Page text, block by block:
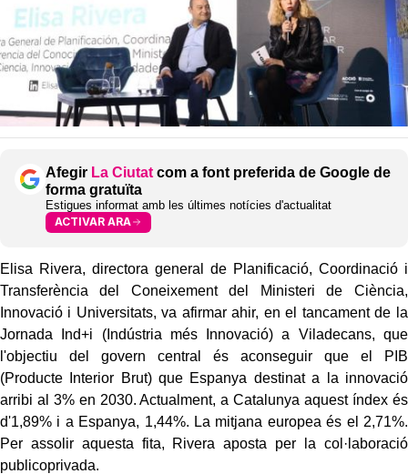
Afegir La Ciutat com a font preferida de Google de
forma gratuïta
Estigues informat amb les últimes notícies d'actualitat
ACTIVAR ARA
Elisa Rivera, directora general de Planificació, Coordinació i
Transferència del Coneixement del Ministeri de Ciència,
Innovació i Universitats, va afirmar ahir, en el tancament de la
Jornada Ind+i (Indústria més Innovació) a Viladecans, que
l'objectiu del govern central és aconseguir que el PIB
(Producte Interior Brut) que Espanya destinat a la innovació
arribi al 3% en 2030. Actualment, a Catalunya aquest índex és
d'1,89% i a Espanya, 1,44%. La mitjana europea és el 2,71%.
Per assolir aquesta fita, Rivera aposta per la col·laboració
publicoprivada.